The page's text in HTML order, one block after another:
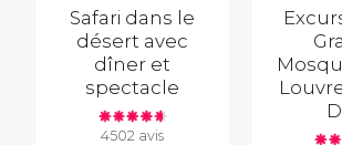
Safari dans le
désert avec
dîner et
spectacle
4502 avis